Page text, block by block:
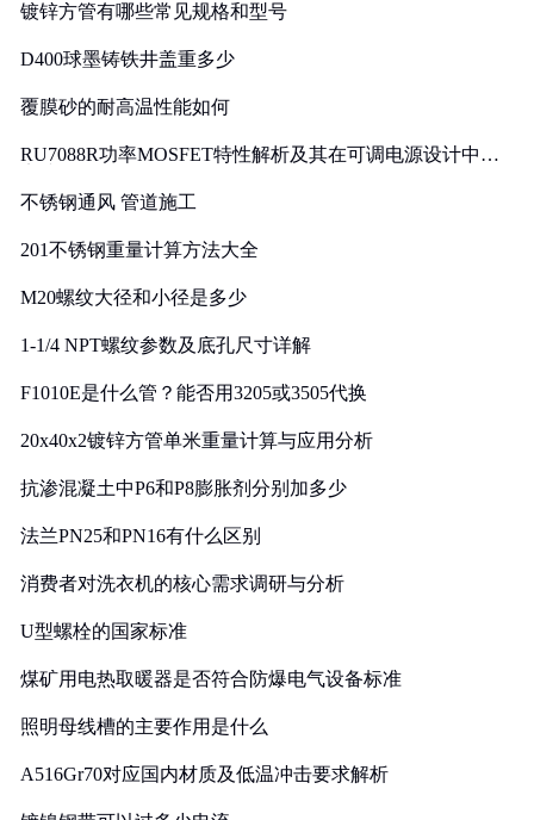
镀锌方管有哪些常见规格和型号
D400球墨铸铁井盖重多少
覆膜砂的耐高温性能如何
RU7088R功率MOSFET特性解析及其在可调电源设计中的
不锈钢通风 管道施工
201不锈钢重量计算方法大全
M20螺纹大径和小径是多少
1-1/4 NPT螺纹参数及底孔尺寸详解
F1010E是什么管？能否用3205或3505代换
20x40x2镀锌方管单米重量计算与应用分析
抗渗混凝土中P6和P8膨胀剂分别加多少
法兰PN25和PN16有什么区别
消费者对洗衣机的核心需求调研与分析
U型螺栓的国家标准
煤矿用电热取暖器是否符合防爆电气设备标准
照明母线槽的主要作用是什么
A516Gr70对应国内材质及低温冲击要求解析